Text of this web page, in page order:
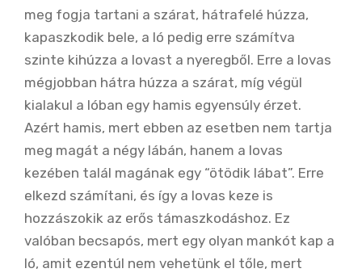
meg fogja tartani a szárat, hátrafelé húzza,
kapaszkodik bele, a ló pedig erre számítva
szinte kihúzza a lovast a nyeregből. Erre a lovas
mégjobban hátra húzza a szárat, míg végül
kialakul a lóban egy hamis egyensúly érzet.
Azért hamis, mert ebben az esetben nem tartja
meg magát a négy lábán, hanem a lovas
kezében talál magának egy “ötödik lábat”. Erre
elkezd számítani, és így a lovas keze is
hozzászokik az erős támaszkodáshoz. Ez
valóban becsapós, mert egy olyan mankót kap a
ló, amit ezentúl nem vehetünk el tőle, mert